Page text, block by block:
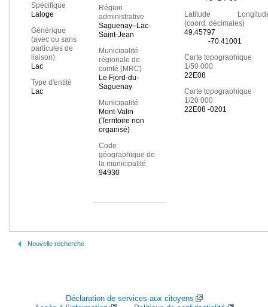
Spécifique
Laloge
Générique
(avec ou sans
particules de
liaison)
Lac
Type d'entité
Lac
Région
administrative
Saguenay–Lac-
Saint-Jean
Municipalité
régionale de
comté (MRC)
Le Fjord-du-
Saguenay
Municipalité
Mont-Valin
(Territoire non
organisé)
Code
géographique de
la municipalité
94930
Latitude
(coord. décimales)
49.45797
-70.41001
Carte topographique
1/50 000
22E08
Carte topographique
1/20 000
22E08 -0201
Nouvelle recherche
Déclaration de services aux citoyens